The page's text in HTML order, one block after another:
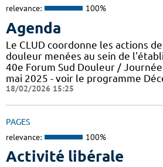
relevance: 100%
Agenda
Le CLUD coordonne les actions
douleur menées au sein de
40e Forum Sud Douleur / Journée
mai 2025 - voir le programme
18/02/2026 15:25
PAGES
relevance: 100%
Activité libérale